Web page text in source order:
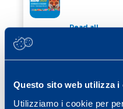
Questo sito web utilizza i
Utilizziamo i cookie per
Read all
Read all